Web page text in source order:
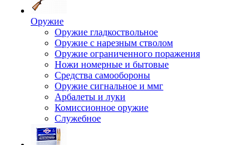
Оружие
Оружие гладкоствольное
Оружие с нарезным стволом
Оружие ограниченного поражения
Ножи номерные и бытовые
Средства самообороны
Оружие сигнальное и ммг
Арбалеты и луки
Комиссионное оружие
Служебное